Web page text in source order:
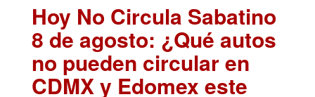
Hoy No Circula Sabatino
8 de agosto: ¿Qué autos
no pueden circular en
CDMX y Edomex este